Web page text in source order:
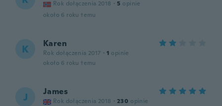
Rok dołączenia 2018 · 5 opinie
około 6 roku temu
K Karen
Rok dołączenia 2017 · 1 opinie
około 6 roku temu
J James
Rok dołączenia 2018 · 230 opinie